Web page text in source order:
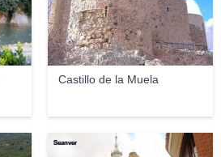
Castillo de la Muela
Seanver